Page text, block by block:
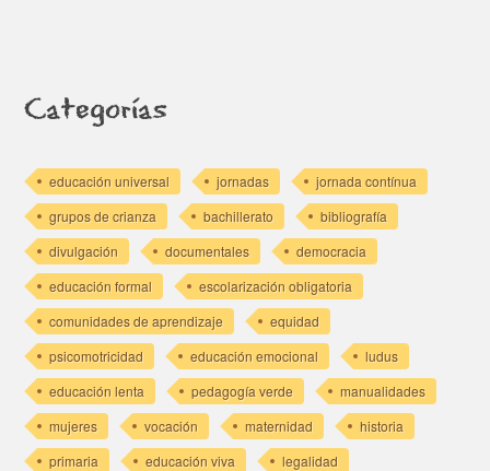
Categorías
educación universal jornadas
jornada contínua
grupos de crianza
bachillerato
bibliografía
divulgación
documentales
democracia
educación formal
escolarización obligatoria
comunidades de aprendizaje
equidad
psicomotricidad
educación emocional
ludus
educación lenta
pedagogía verde
manualidades
mujeres
vocación maternidad
historia
primaria
educación viva
legalidad